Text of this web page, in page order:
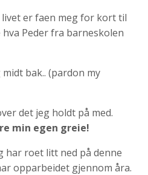
er faen meg for kort til
Peder fra barneskolen
bak.. (pardon my
det jeg holdt på med.
min egen greie!
har roet litt ned på denne
opparbeidet gjennom åra.